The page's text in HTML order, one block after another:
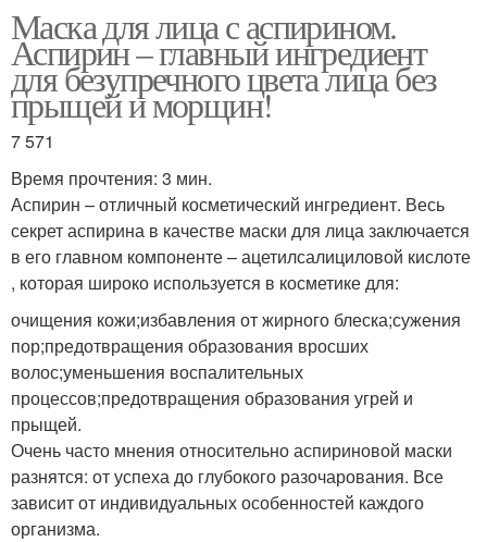
Маска для лица с аспирином.
Аспирин – главный ингредиент
для безупречного цвета лица без
прыщей и морщин!
7 571
Время прочтения: 3 мин.
Аспирин – отличный косметический ингредиент. Весь
секрет аспирина в качестве маски для лица заключается
в его главном компоненте – ацетилсалициловой кислоте
, которая широко используется в косметике для:
очищения кожи;избавления от жирного блеска;сужения
пор;предотвращения образования вросших
волос;уменьшения воспалительных
процессов;предотвращения образования угрей и
прыщей.
Очень часто мнения относительно аспириновой маски
разнятся: от успеха до глубокого разочарования. Все
зависит от индивидуальных особенностей каждого
организма.